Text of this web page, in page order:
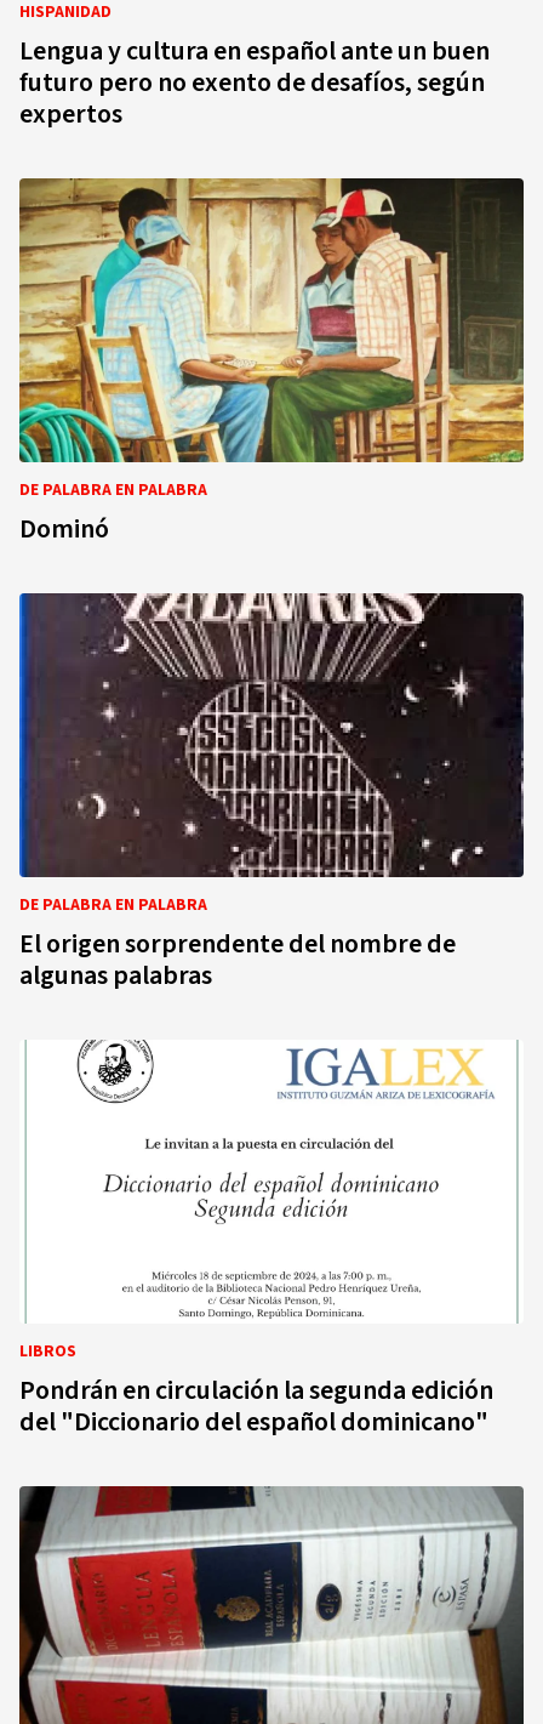
HISPANIDAD
Lengua y cultura en español ante un buen
futuro pero no exento de desafíos, según
expertos
DE PALABRA EN PALABRA
Dominó
DE PALABRA EN PALABRA
El origen sorprendente del nombre de
algunas palabras
LIBROS
Pondrán en circulación la segunda edición
del "Diccionario del español dominicano"